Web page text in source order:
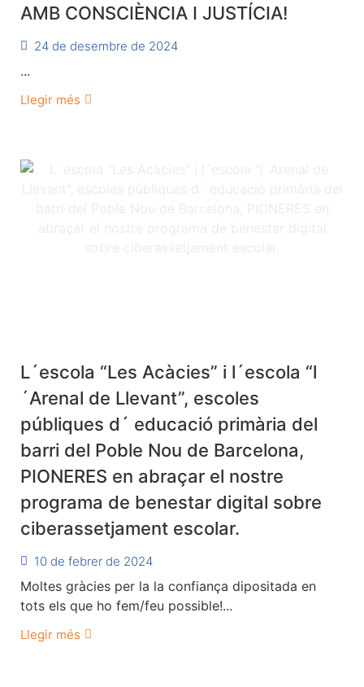
AMB CONSCIÈNCIA I JUSTÍCIA!
24 de desembre de 2024
...
Llegir més
L´escola “Les Acàcies” i l´escola “l
´Arenal de Llevant”, escoles
públiques d´ educació primària del
barri del Poble Nou de Barcelona,
PIONERES en abraçar el nostre
programa de benestar digital sobre
ciberassetjament escolar.
10 de febrer de 2024
Moltes gràcies per la la confiança dipositada en
tots els que ho fem/feu possible!...
Llegir més